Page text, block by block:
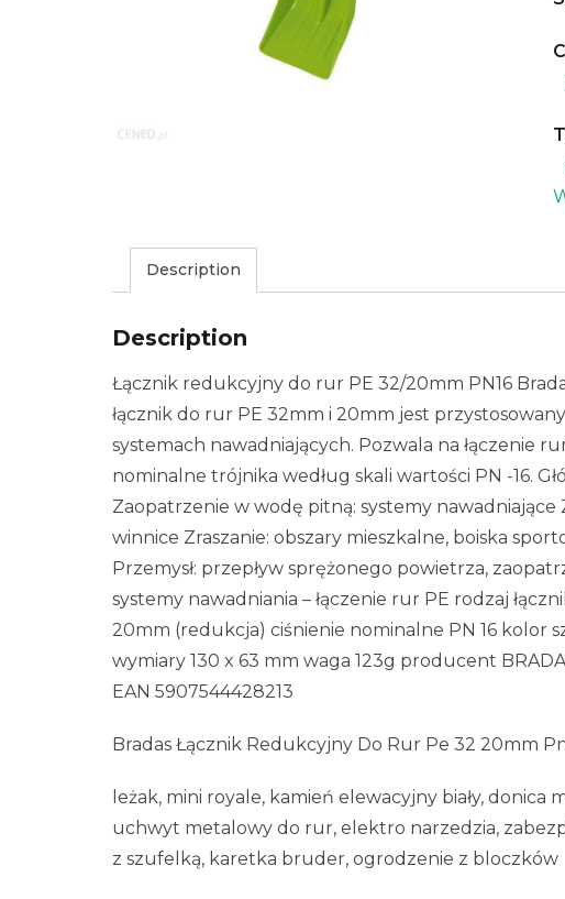
Description
Description
Łącznik redukcyjny do rur PE 32/20mm PN16
łącznik do rur PE 32mm i 20mm jest
systemach nawadniających. Pozwala na łączenie
nominalne trójnika według skali wartości PN -16.
Zaopatrzenie w wodę pitną: systemy
winnice Zraszanie: obszary mieszkalne, boiska
Przemysł: przepływ sprężonego powietrza,
systemy nawadniania – łączenie rur PE rodzaj
20mm (redukcja) ciśnienie nominalne PN 16 kolor
wymiary 130 x 63 mm waga 123g producent
EAN 5907544428213
Bradas Łącznik Redukcyjny Do Rur Pe 32 20mm
leżak, mini royale, kamień elewacyjny biały, donica
uchwyt metalowy do rur, elektro narzedzia,
z szufelką, karetka bruder, ogrodzenie z bloczków